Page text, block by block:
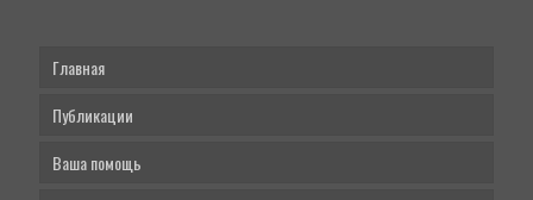
Главная
Публикации
Ваша помощь